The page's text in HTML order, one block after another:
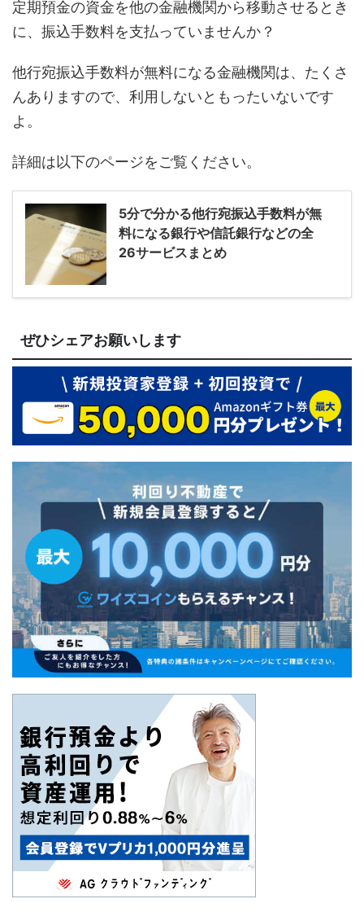
定期預金の資金を他の金融機関から移動させるとき
に、振込手数料を支払っていませんか？
他行宛振込手数料が無料になる金融機関は、たくさ
んありますので、利用しないともったいないです
よ。
詳細は以下のページをご覧ください。
5分で分かる他行宛振込手数料が無
料になる銀行や信託銀行などの全
26サービスまとめ
ぜひシェアお願いします